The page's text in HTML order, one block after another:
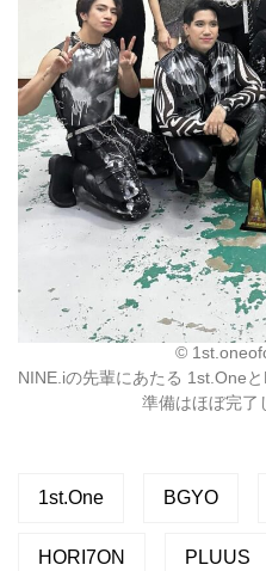
©︎
NINE.iの先輩にあたる 1st.One
準備はほぼ完了
1st.One BGYO
HORI7ON PLUUS